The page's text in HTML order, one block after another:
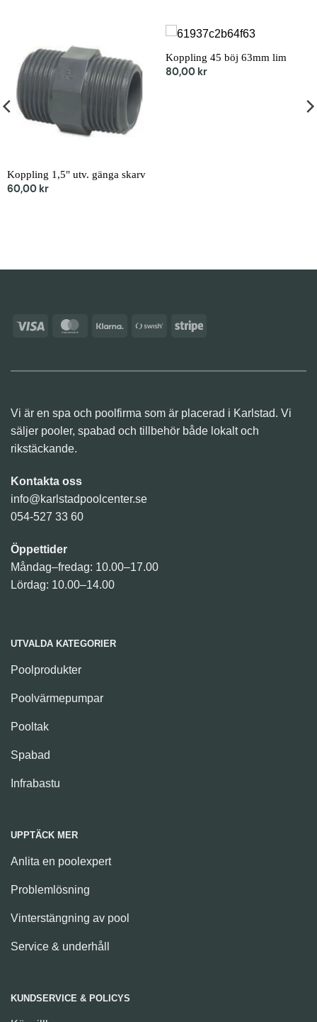
Koppling 1,5" utv. gänga skarv
60,00 kr
Koppling 45 böj 63mm lim
80,00 kr
Visa MasterCardKlarna Swish
Stripe
Vi är en spa och poolfirma som är placerad i Karlstad. Vi
säljer pooler, spabad och tillbehör både lokalt och
rikstäckande.
Kontakta oss
info@karlstadpoolcenter.se
054-527 33 60
Öppettider
Måndag–fredag: 10.00–17.00
Lördag: 10.00–14.00
UTVALDA KATEGORIER
Poolprodukter
Poolvärmepumpar
Pooltak
Spabad
Infrabastu
UPPTÄCK MER
Anlita en poolexpert
Problemlösning
Vinterstängning av pool
Service & underhåll
KUNDSERVICE & POLICYS